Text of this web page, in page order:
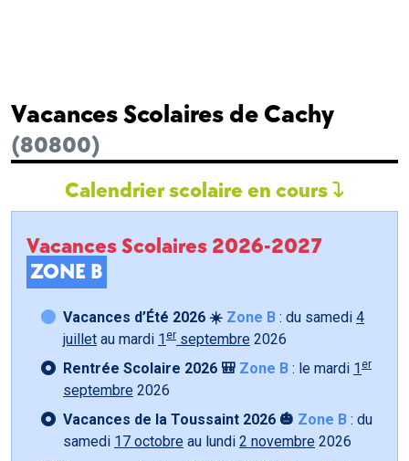
Vacances Scolaires de Cachy
(80800)
Calendrier scolaire en cours
Vacances Scolaires 2026-2027
ZONE B
Vacances d’Été 2026 ☀️ Zone B : du samedi 4
juillet au mardi 1 er septembre 2026
Rentrée Scolaire 2026 🎒 Zone B : le mardi 1 er
septembre 2026
Vacances de la Toussaint 2026 🎃 Zone B : du
samedi 17 octobre au lundi 2 novembre 2026